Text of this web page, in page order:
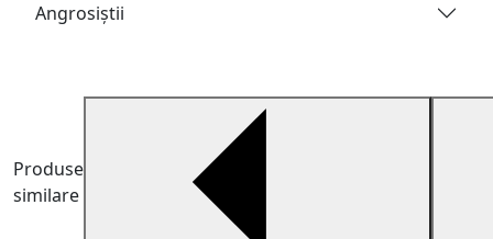
Angrosiştii
Produse
similare